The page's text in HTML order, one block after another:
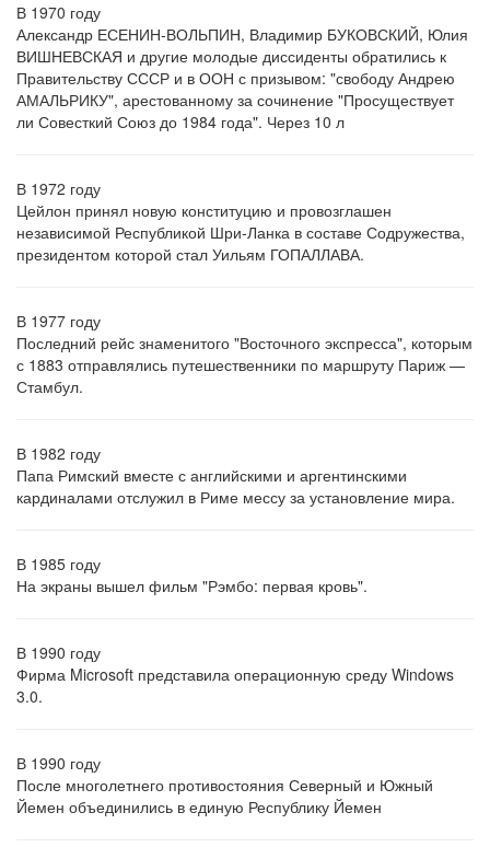
В 1970 году
Александр ЕСЕНИН-ВОЛЬПИН, Владимир БУКОВСКИЙ, Юлия
ВИШНЕВСКАЯ и другие молодые диссиденты обратились к
Правительству СССР и в ООН с призывом: "свободу Андрею
АМАЛЬРИКУ", арестованному за сочинение "Просуществует
ли Совесткий Союз до 1984 года". Через 10 л
В 1972 году
Цейлон принял новую конституцию и провозглашен
независимой Республикой Шри-Ланка в составе Содружества,
президентом которой стал Уильям ГОПАЛЛАВА.
В 1977 году
Последний рейс знаменитого "Восточного экспресса", которым
с 1883 отправлялись путешественники по маршруту Париж —
Стамбул.
В 1982 году
Папа Римский вместе с английскими и аргентинскими
кардиналами отслужил в Риме мессу за установление мира.
В 1985 году
На экраны вышел фильм "Рэмбо: первая кровь".
В 1990 году
Фирма Microsoft представила операционную среду Windows
3.0.
В 1990 году
После многолетнего противостояния Северный и Южный
Йемен объединились в единую Республику Йемен